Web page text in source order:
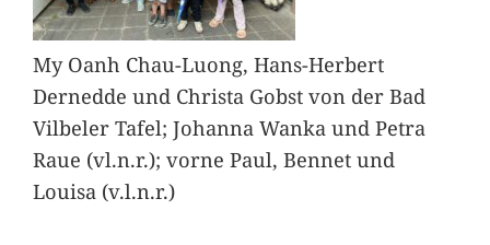
My Oanh Chau-Luong, Hans-Herbert
Dernedde und Christa Gobst von der Bad
Vilbeler Tafel; Johanna Wanka und Petra
Raue (vl.n.r.); vorne Paul, Bennet und
Louisa (v.l.n.r.)